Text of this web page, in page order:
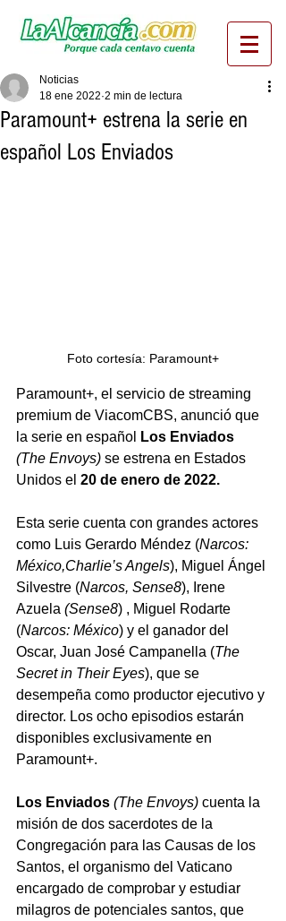
Paramount+ estrena la serie en
español Los Enviados
Noticias
18 ene 2022 2 min de lectura
Foto cortesía: Paramount+
Paramount+, el servicio de streaming
premium de ViacomCBS, anunció que
la serie en español
Los Enviados
(The Envoys) se estrena en Estados
Unidos el 20 de enero de 2022.
Esta serie cuenta con grandes actores
como Luis Gerardo Méndez (Narcos:
México,Charlie’s Angels), Miguel Ángel
Silvestre (Narcos, Sense8), Irene
Azuela (Sense8) , Miguel Rodarte
(Narcos: México) y el ganador del
Oscar, Juan José Campanella (The
Secret in Their Eyes), que se
desempeña como productor ejecutivo y
director. Los ocho episodios estarán
disponibles exclusivamente en
Paramount+.
Los Enviados (The Envoys) cuenta la
misión de dos sacerdotes de la
Congregación para las Causas de los
Santos, el organismo del Vaticano
encargado de comprobar y estudiar
milagros de potenciales santos, que